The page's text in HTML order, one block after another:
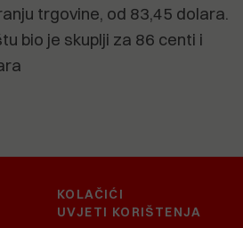
trgovine, od 83,45 dolara.
bio je skuplji za 86 centi i
KOLAČIĆI
UVJETI KORIŠTENJA